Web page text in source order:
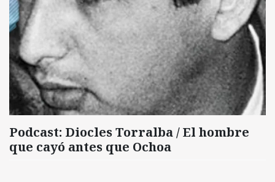
Podcast: Diocles Torralba / El hombre
que cayó antes que Ochoa